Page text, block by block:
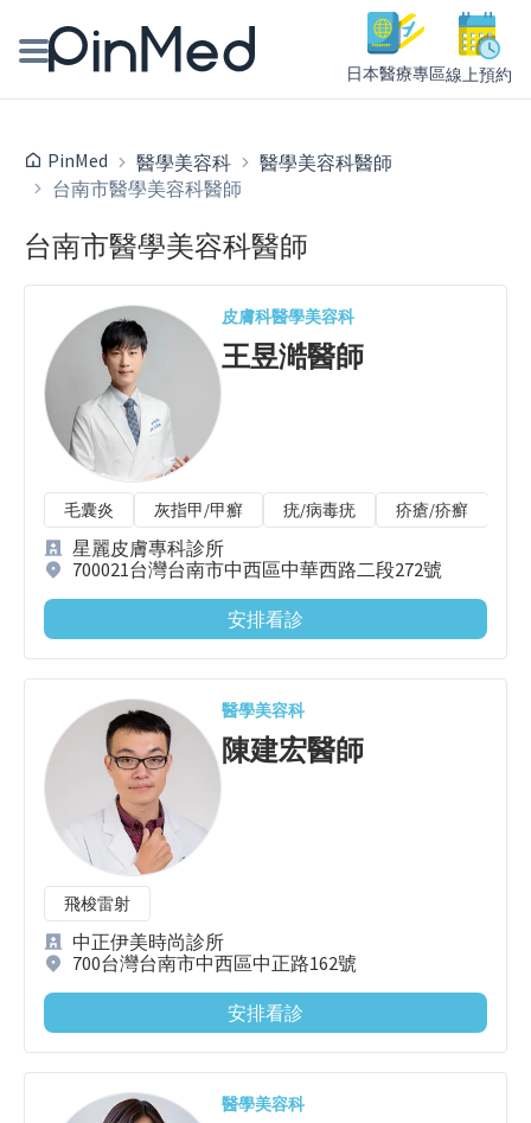
日本醫療專區線上預約
醫師專欄專訪
健康主題館
我是醫療人員
PinMed 醫學美容科
醫學美容科醫師
台南市醫學美容科醫師
台南市醫學美容科醫師
皮膚科醫學美容科
王昱澔醫師
毛囊炎 灰指甲/甲癬 疣/病毒疣 疥瘡/疥癬
星麗皮膚專科診所
700021台灣台南市中西區中華西路二段272號
安排看診
醫學美容科
陳建宏醫師
飛梭雷射
中正伊美時尚診所
700台灣台南市中西區中正路162號
安排看診
醫學美容科